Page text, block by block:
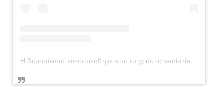
Η δημοσίευση κοινοποιήθηκε από το χρήστη panionianea.gr (@panionianea.gr)